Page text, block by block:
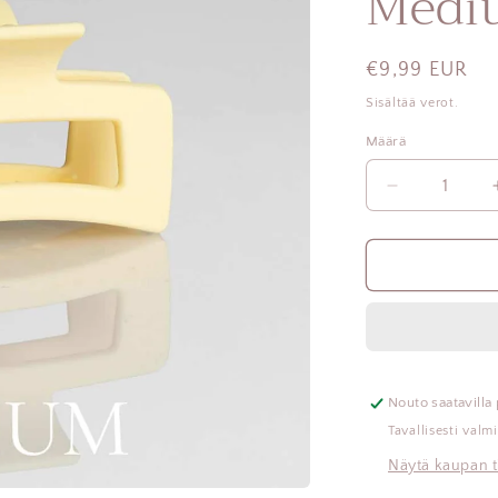
Normaalihinta
€9,99 EUR
Sisältää verot.
Määrä
Vähennä
tuotteen
Léonie
Sitruunan
Nouto saatavilla
Tavallisesti
Näytä kaupan